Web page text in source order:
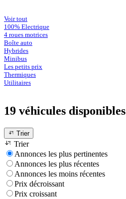
Voir tout
100% Electrique
4 roues motrices
Boîte auto
Hybrides
Minibus
Les petits prix
Thermiques
Utilitaires
19 véhicules disponibles
Trier
Trier
Annonces les plus pertinentes
Annonces les plus récentes
Annonces les moins récentes
Prix décroissant
Prix croissant